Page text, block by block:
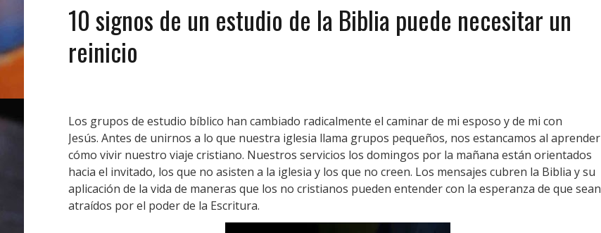
10 signos de un estudio de la Biblia puede necesitar un
reinicio
Los grupos de estudio bíblico han cambiado radicalmente el caminar de mi esposo y de mi con
Jesús.Antes de unirnos a lo que nuestra iglesia llama grupos pequeños, nos estancamos al aprender
cómo vivir nuestro viaje cristiano. Nuestros servicios los domingos por la mañana están orientados
hacia el invitado, los que no asisten a la iglesia y los que no creen. Los mensajes cubren la Biblia y su
aplicación de la vida de maneras que los no cristianos pueden entender con la esperanza de que sean
atraídos por el poder de la Escritura.